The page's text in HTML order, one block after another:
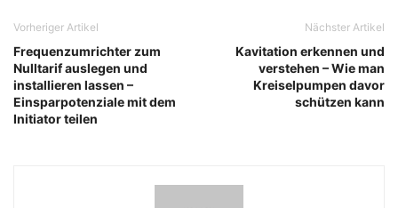
Vorheriger Artikel
Frequenzumrichter zum
Nulltarif auslegen und
installieren lassen –
Einsparpotenziale mit dem
Initiator teilen
Nächster Artikel
Kavitation erkennen und
verstehen – Wie man
Kreiselpumpen davor
schützen kann